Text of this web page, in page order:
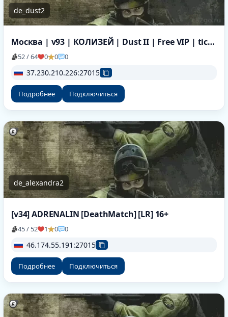
de_dust2
Москва | v93 | КОЛИЗЕЙ | Dust II | Free VIP | tickrate 100
52 / 64 0 0 0
37.230.210.226:27015
Подробнее Подключиться
de_alexandra2
[v34] ADRENALIN [DeathMatch] [LR] 16+
45 / 52 1 0 0
46.174.55.191:27015
Подробнее Подключиться